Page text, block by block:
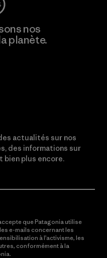
nos
planète.
actualités sur nos
des informations sur
bien plus encore.
que Patagonia utilise
e-mails concernant les
à l’activisme, les
conformément à la